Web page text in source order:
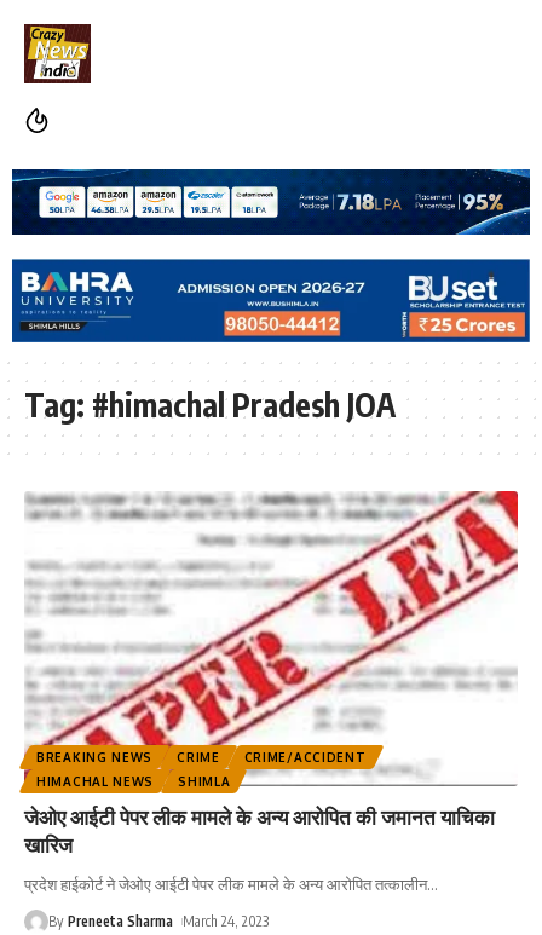
Tag: #himachal Pradesh JOA
BREAKING NEWS CRIME
CRIME/ACCIDENT
HIMACHAL NEWS
SHIMLA
जेओए आईटी पेपर लीक मामले के अन्य आरोपित की जमानत याचिका
खारिज
प्रदेश हाईकोर्ट ने जेओए आईटी पेपर लीक मामले के अन्य आरोपित तत्कालीन…
By Preneeta Sharma March 24, 2023